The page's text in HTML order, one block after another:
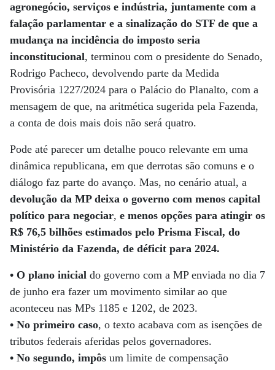
agronegócio, serviços e indústria, juntamente com a
falação parlamentar e a sinalização do STF de que a
mudança na incidência do imposto seria
inconstitucional, terminou com o presidente do Senado,
Rodrigo Pacheco, devolvendo parte da Medida
Provisória 1227/2024 para o Palácio do Planalto, com a
mensagem de que, na aritmética sugerida pela Fazenda,
a conta de dois mais dois não será quatro.
Pode até parecer um detalhe pouco relevante em uma
dinâmica republicana, em que derrotas são comuns e o
diálogo faz parte do avanço. Mas, no cenário atual, a
devolução da MP deixa o governo com menos capital
político para negociar, e menos opções para atingir os
R$ 76,5 bilhões estimados pelo Prisma Fiscal, do
Ministério da Fazenda, de déficit para 2024.
• O plano inicial do governo com a MP enviada no dia 7
de junho era fazer um movimento similar ao que
aconteceu nas MPs 1185 e 1202, de 2023.
• No primeiro caso, o texto acabava com as isenções de
tributos federais aferidas pelos governadores.
• No segundo, impôs um limite de compensação